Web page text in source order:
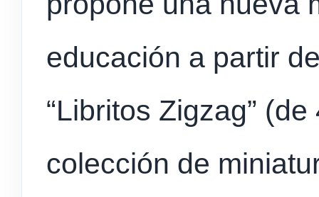
educación a partir
“Libritos Zigzag”
colección de